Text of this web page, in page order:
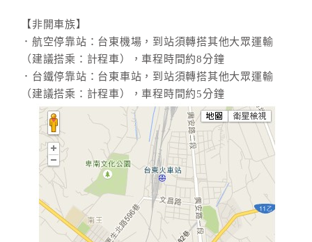
【非開車族】
．航空停靠站：台東機場，到站須轉搭其他大眾運輸
（建議搭乘：計程車），車程時間約8分鐘
．台鐵停靠站：台東車站，到站須轉搭其他大眾運輸
（建議搭乘：計程車），車程時間約5分鐘